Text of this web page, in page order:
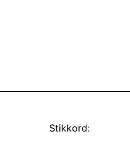
Stikkord: